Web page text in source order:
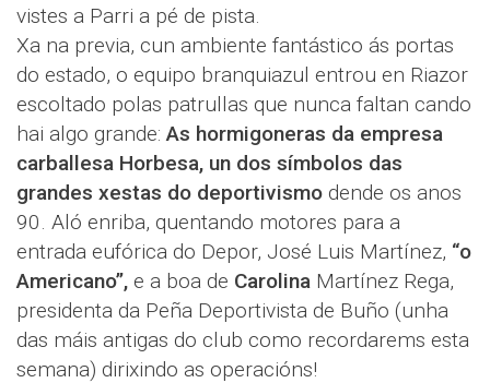
vistes a Parri a pé de pista.
Xa na previa, cun ambiente fantástico ás portas
do estado, o equipo branquiazul entrou en Riazor
escoltado polas patrullas que nunca faltan cando
hai algo grande: As hormigoneras da empresa
carballesa Horbesa, un dos símbolos das
grandes xestas do deportivismo dende os anos
90. Aló enriba, quentando motores para a
entrada eufórica do Depor, José Luis Martínez, “o
Americano”, e a boa de Carolina Martínez Rega,
presidenta da Peña Deportivista de Buño (unha
das máis antigas do club como recordarems esta
semana) dirixindo as operacións!